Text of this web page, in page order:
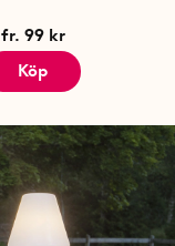
fr. 99 kr
Köp